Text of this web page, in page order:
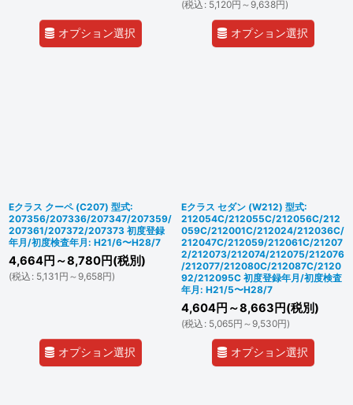
オプション選択
(税込 : 5,120円 ～9,638円)
オプション選択
Eクラス クーペ (C207) 型式:
207356/207336/207347/207359/
207361/207372/207373 初度登録
年月/初度検査年月: H21/6〜H28/7
4,664円 ～8,780円(税別)
(税込 : 5,131 円 ～9,658円)
オプション選択
Eクラス セダン (W212) 型式:
212054C/212055C/212056C/212
059C/212001C/212024/212036C/
212047C/212059/212061C/21207
2/212073/212074/212075/212076
/212077/212080C/212087C/2120
92/212095C 初度登録年月/初度検査
年月: H21/5〜H28/7
4,604円 ～8,663 円(税別)
(税込 : 5,065円 ～9,530円)
オプション選択